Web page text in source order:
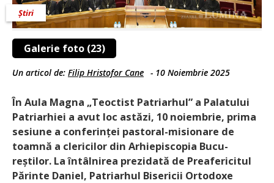
Galerie foto (23)
Știri
Un articol de: Filip Hristofor Cane - 10 Noiembrie 2025
În Aula Magna „Teoctist Patriarhul” a Palatului
Patriarhiei a avut loc astăzi, 10 noiembrie, prima
sesiune a conferinței pastoral-misionare de
toamnă a clericilor din Arhiepiscopia Bucu­
reștilor. La întâlnirea prezidată de Preafericitul
Părinte Daniel, Patriarhul Bisericii Ortodoxe